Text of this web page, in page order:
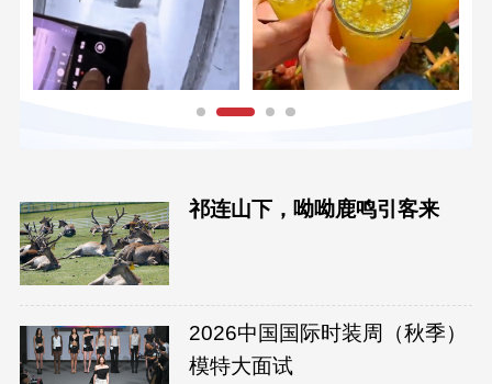
祁连山下，呦呦鹿鸣引客来
2026中国国际时装周（秋季）
模特大面试